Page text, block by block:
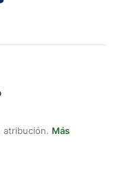
atribución. Más